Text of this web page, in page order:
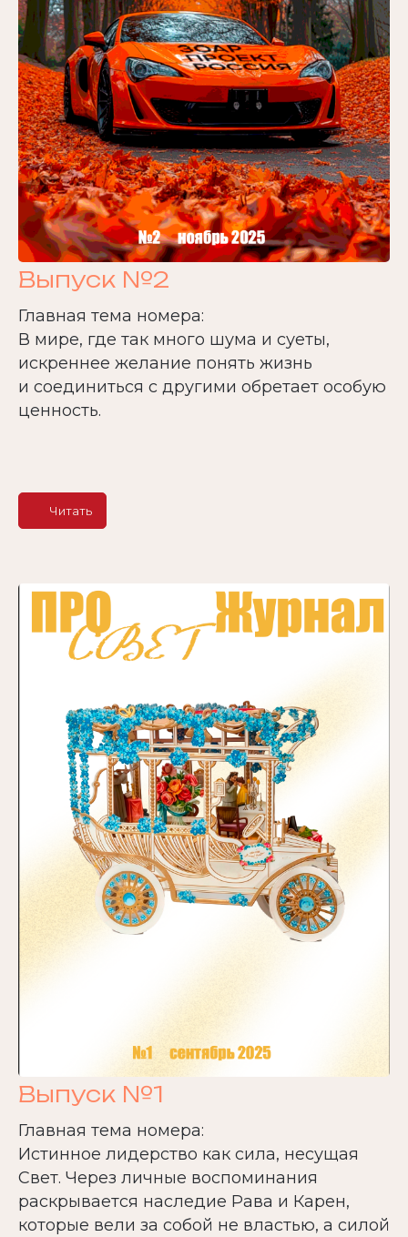
Выпуск №2
Главная тема номера:
В мире, где так много шума и суеты,
искреннее желание понять жизнь
и соединиться с другими обретает особую
ценность.
Читать
Выпуск №1
Главная тема номера:
Истинное лидерство как сила, несущая
Свет. Через личные воспоминания
раскрывается наследие Рава и Карен,
которые вели за собой не властью, а силой